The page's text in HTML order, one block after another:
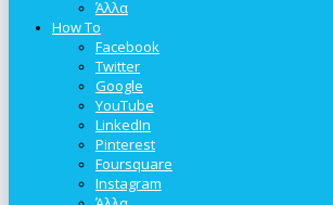
Άλλα
How To
Facebook
Twitter
Google
YouTube
LinkedIn
Pinterest
Foursquare
Instagram